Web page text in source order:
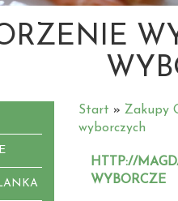
Start » Zakupy
wyborczych
HTTP://
WYBORCZE